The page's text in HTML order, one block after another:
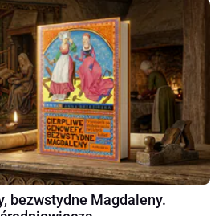
bezwstydne Magdaleny.